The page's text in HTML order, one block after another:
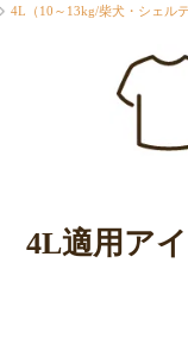
4L（10～13kg/柴犬・シェルテ
4L適用ア